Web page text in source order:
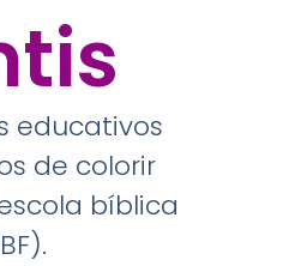
educativos
de colorir
bíblica